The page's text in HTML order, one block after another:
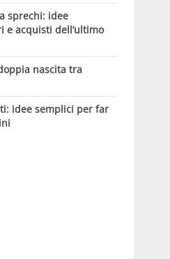
sprechi: idee
e acquisti dell’ultimo
nascita tra
idee semplici per far